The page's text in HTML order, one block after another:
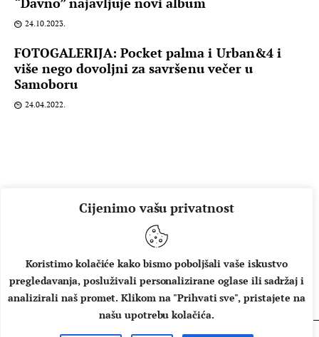
Cijenimo vašu privatnost
Koristimo kolačiće kako bismo poboljšali vaše iskustvo
pregledavanja, posluživali personalizirane oglase ili sadržaj i
analizirali naš promet. Klikom na "Prihvati sve", pristajete na
našu upotrebu kolačića.
24.10.2023.
FOTOGALERIJA: Pocket palma i Urban&4 i
više nego dovoljni za savršenu večer u
Samoboru
24.04.2022.
O NAMA IMPRESSUM UVJETI KORIŠTENJA